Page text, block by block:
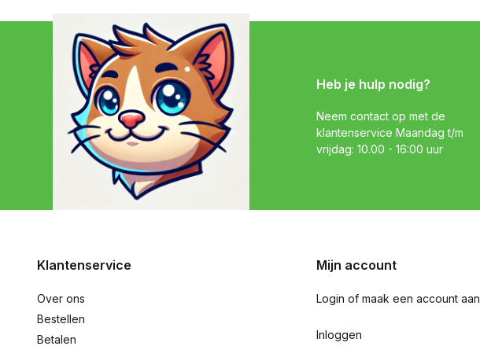
Heb je hulp nodig?
Neem contact op met de
klantenservice Maandag t/m
vrijdag: 10.00 - 16:00 uur
Klantenservice
Over ons
Bestellen
Betalen
Mijn account
Login of maak een account aan
Inloggen